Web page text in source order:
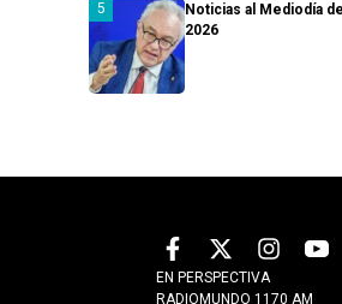
Noticias al Mediodía
2026
EN PERSPECTIVA
RADIOMUNDO 1170 AM